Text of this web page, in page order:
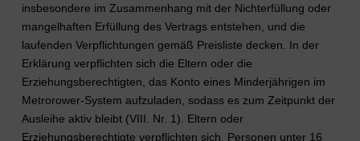
insbesondere im Zusammenhang mit der Nichterfüllung oder
mangelhaften Erfüllung des Vertrags entstehen, und die
laufenden Verpflichtungen gemäß Preisliste decken. In der
Erklärung verpflichten sich die Eltern oder die
Erziehungsberechtigten, das Konto eines Minderjährigen im
Metrorower-System aufzuladen, sodass es zum Zeitpunkt der
Ausleihe aktiv bleibt (VIII. Nr. 1). Eltern oder
Erziehungsberechtigte verpflichten sich, Personen unter 16